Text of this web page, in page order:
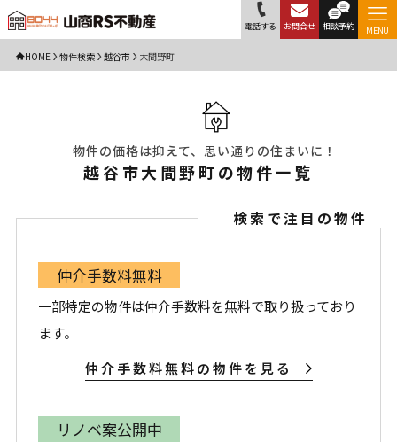
電話する お問合せ 相談予約 MENU
HOME 物件検索 越谷市 大間野町
物件の価格は抑えて、思い通りの住まいに！
越谷市大間野町の物件一覧
検索で注目の物件
仲介手数料無料
一部特定の物件は仲介手数料を無料で取り扱っており
ます。
仲介手数料無料の物件を見る
リノベ案公開中